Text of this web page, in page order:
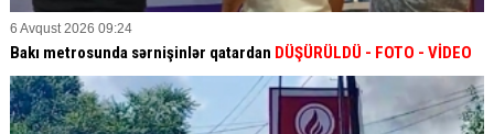
6 Avqust 2026 09:24
Bakı metrosunda sərnişinlər qatardan DÜŞÜRÜLDÜ - FOTO - VİDEO